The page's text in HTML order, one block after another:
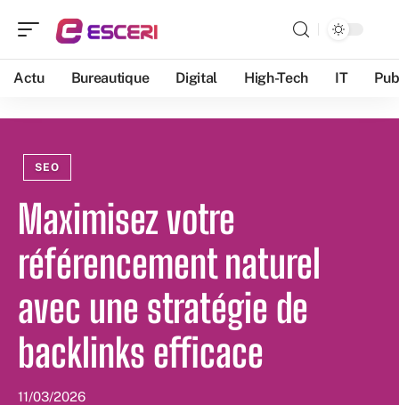
Actu Bureautique Digital High-Tech IT
SEO
Maximisez votre
référencement naturel
avec une stratégie de
backlinks efficace
11/03/2026